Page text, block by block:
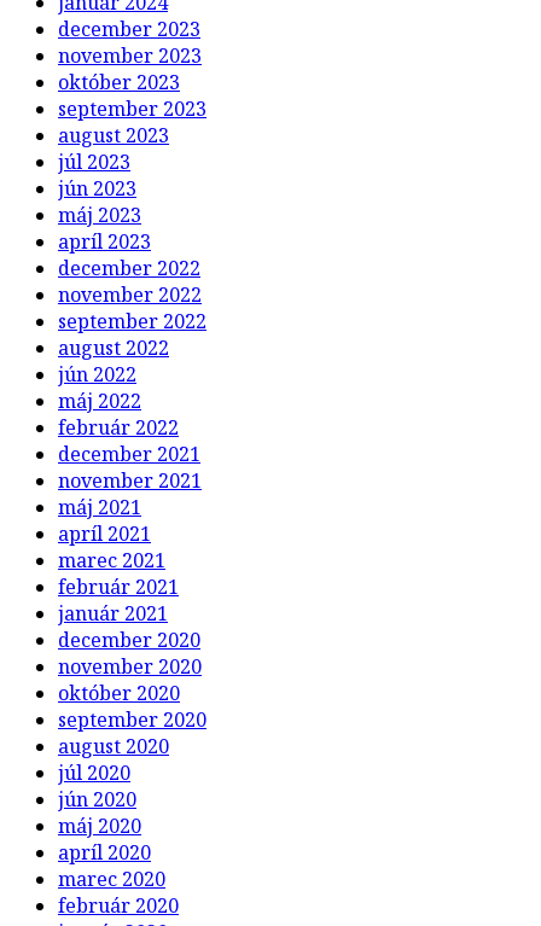
december 2023
november 2023
október 2023
september 2023
august 2023
júl 2023
jún 2023
máj 2023
apríl 2023
december 2022
november 2022
september 2022
august 2022
jún 2022
máj 2022
február 2022
december 2021
november 2021
máj 2021
apríl 2021
marec 2021
február 2021
január 2021
december 2020
november 2020
október 2020
september 2020
august 2020
júl 2020
jún 2020
máj 2020
apríl 2020
marec 2020
február 2020